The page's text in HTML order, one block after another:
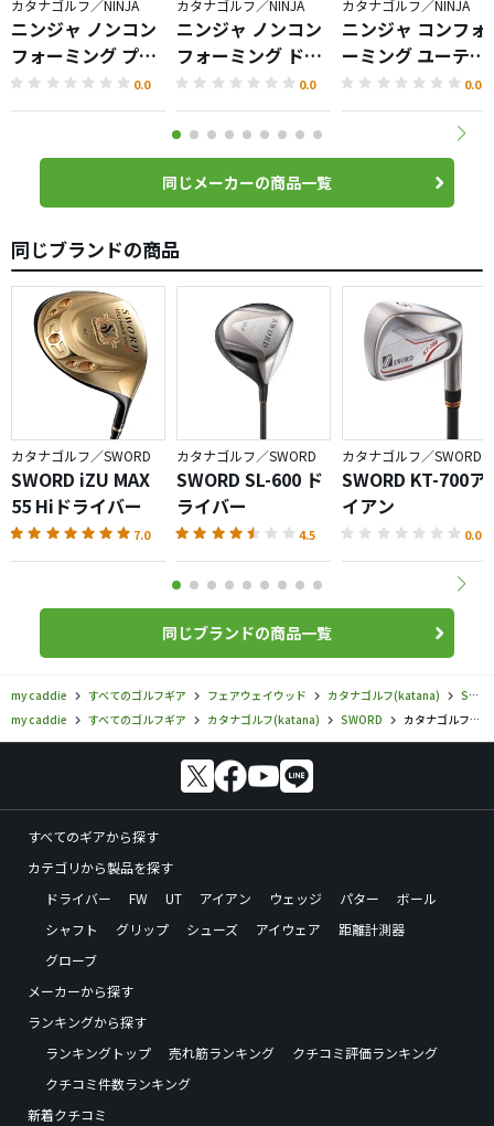
カタナゴルフ／NINJA
ニンジャ ノンコン
フォーミング プラ
ス ドライバー
0.0
カタナゴルフ／NINJA
ニンジャ ノンコン
フォーミング ドラ
イバー
0.0
カタナゴルフ／NINJA
ニンジャ コンフォ
ーミング ユーティ
リティ
0.0
同じメーカーの商品一覧
同じブランドの商品
カタナゴルフ／SWORD
SWORD iZU MAX
55 Hiドライバー
7.0
カタナゴルフ／SWORD
SWORD SL-600 ド
ライバー
4.5
カタナゴルフ／SWORD
SWORD KT-700ア
イアン
0.0
同じブランドの商品一覧
my caddie すべてのゴルフギア フェアウェイウッド カタナゴルフ(katana)
SWORD
my caddie
すべてのゴルフギア カタナゴルフ(katana) SWORD カタナゴルフ／SWORD／SWORD TM-550フェアウェイウッドの口コミ評価
すべてのギアから探す
カテゴリから製品を探す
ドライバー
FW UT アイアン ウェッジ パター
ボール
シャフト
グリップ シューズ アイウェア
距離計測器
グローブ
メーカーから探す
ランキングから探す
ランキングトップ
売れ筋ランキング
クチコミ評価ランキング
クチコミ件数ランキング
新着クチコミ